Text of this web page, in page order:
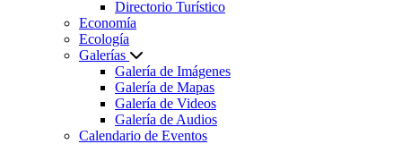
Directorio Turístico
Economía
Ecología
Galerías
Galería de Imágenes
Galería de Mapas
Galería de Videos
Galería de Audios
Calendario de Eventos